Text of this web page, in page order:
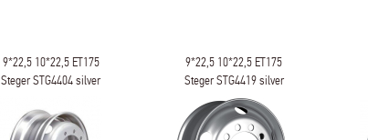
9*22,5 10*22,5 ET175
Steger STG4404 silver
9*22,5 10*22,5 ET175
Steger STG4419 silver